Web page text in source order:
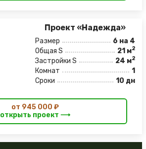
Проект «Надежда»
Размер
6 на 4
Общая S
21 м2
Застройки S 24 м2
Комнат
1
Сроки
10 дн
от 945 000 ₽
открыть проект ⟶